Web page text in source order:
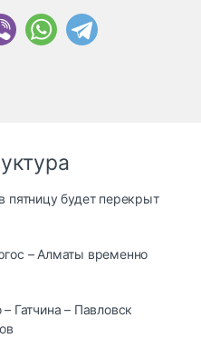
пятницу будет перекрыт
– Алматы временно
Гатчина – Павловск